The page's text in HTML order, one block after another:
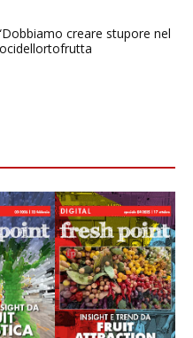
creare stupore nel